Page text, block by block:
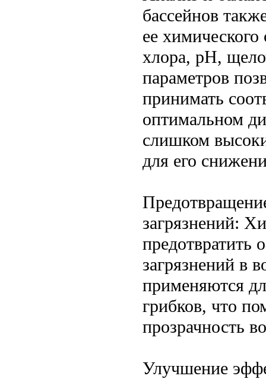
бассейнов
ее химического
хлора, pH,
параметров
принимать
оптимальном
слишком
для его
загрязнений:
предотвратить
загрязнений в
применяются
грибков, что
прозрачность
Улучшение